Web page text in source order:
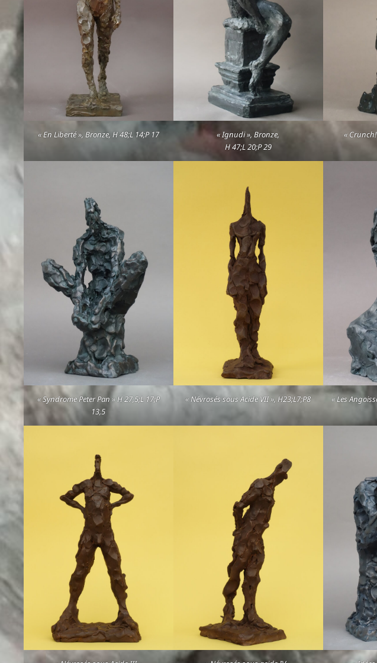
« En Liberté », Bronze, H 48;L 14;P 17
« Ignudi », Bronze,
H 47;L 20;P 29
«
« Syndrome Peter Pan » H 27,5;L 17;P
13,5
« Névrosés sous Acide VII », H23;L7;P8 « Les